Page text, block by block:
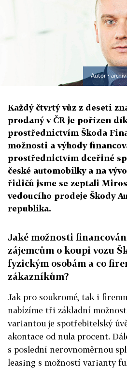
Autor ▪ archiv
Každý čtvrtý vůz z deseti
prodaný v ČR je pořízen
prostřednictvím Škoda
možnosti a výhody
prostřednictvím dceřiné
české automobilky a na
řidičů jsme se zeptali
vedoucího prodeje Škody
republika.
Jaké možnosti
zájemcům o koupi vozu
fyzickým osobám a co
zákazníkům?
Jak pro soukromé, tak i
nabízíme tři základní
variantou je spotřebitelský
akontace od nula procent.
s poslední nerovnoměrnou
leasing s možností varianty